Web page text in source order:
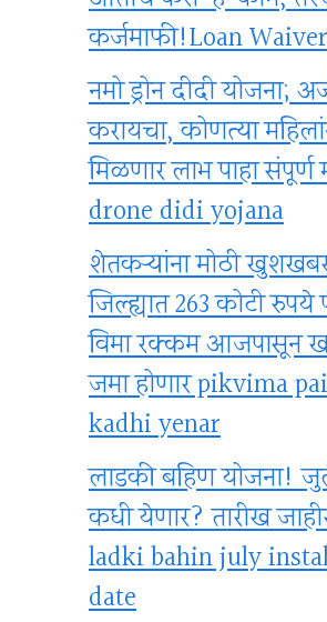
कर्जमाफी!Loan Waiver
नमो ड्रोन दीदी योजना;
करायचा, कोणत्या
मिळणार लाभ पाहा संपूर्ण
drone didi yojana
शेतकऱ्यांना मोठी
जिल्ह्यात 263 कोटी रुपये
विमा रक्कम आजपासून
जमा होणार pikvima
kadhi yenar
लाडकी बहिण योजना!
कधी येणार? तारीख
ladki bahin july
date